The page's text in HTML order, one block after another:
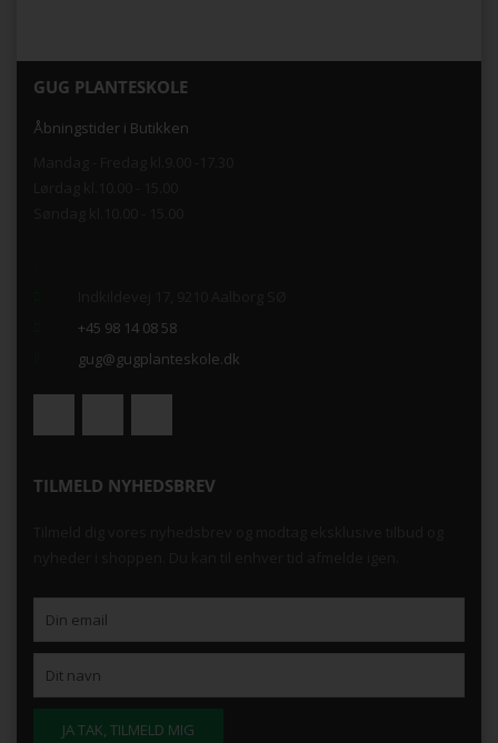
GUG PLANTESKOLE
Åbningstider i Butikken
+45 98 14 08 58
gug@gugplanteskole.dk
TILMELD NYHEDSBREV